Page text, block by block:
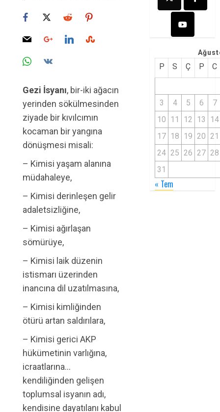
Gezi İsyanı, bir-iki ağacın
yerinden sökülmesinden
ziyade bir kıvılcımın
kocaman bir yangına
dönüşmesi misali:
– Kimisi yaşam alanına
müdahaleye,
– Kimisi derinleşen gelir
adaletsizliğine,
– Kimisi ağırlaşan
sömürüye,
– Kimisi laik düzenin
istismarı üzerinden
inancına dil uzatılmasına,
– Kimisi kimliğinden
ötürü artan saldırılara,
– Kimisi gerici AKP
hükümetinin varlığına,
icraatlarına…
kendiliğinden gelişen
toplumsal isyanın adı,
kendisine dayatılanı kabul
P S Ç P C
3 4 5 6
7
10 11 12 13
14
17 18 19 20 21
24 25 26 27 28
31
« Tem